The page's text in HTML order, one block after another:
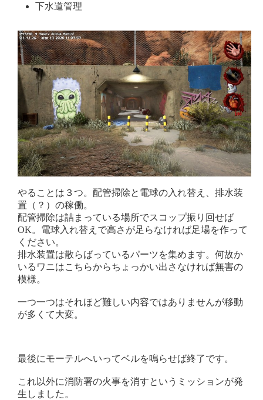
下水道管理
やることは３つ。配管掃除と電球の入れ替え、排水装
置（？）の稼働。
配管掃除は詰まっている場所でスコップ振り回せば
OK。電球入れ替えで高さが足らなければ足場を作って
ください。
排水装置は散らばっているパーツを集めます。何故か
いるワニはこちらからちょっかい出さなければ無害の
模様。
一つ一つはそれほど難しい内容ではありませんが移動
が多くて大変。
最後にモーテルへいってベルを鳴らせば終了です。
これ以外に消防署の火事を消すというミッションが発
生しました。